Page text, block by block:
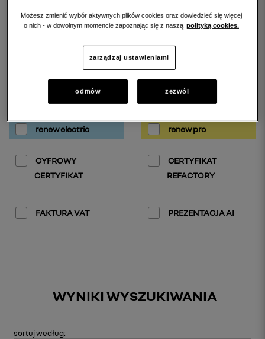
filtruj wyniki szukania według:
renew gold
renew electric renew pro
CYFROWY
CERTYFIKAT
CERTYFIKAT
REFACTORY
FAKTURA VAT PREZENTACJA AI
WYNIKI WYSZUKIWANIA
sortujwedług:
Możesz zmienić wybór aktywnych plików cookies oraz dowiedzieć się więcej
o nich - w dowolnym momencie zapoznając się z naszą polityką cookies.
zarządzaj ustawieniami
odmów zezwól